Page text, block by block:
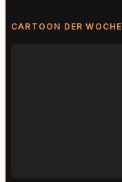
CARTOON DER WOCHE